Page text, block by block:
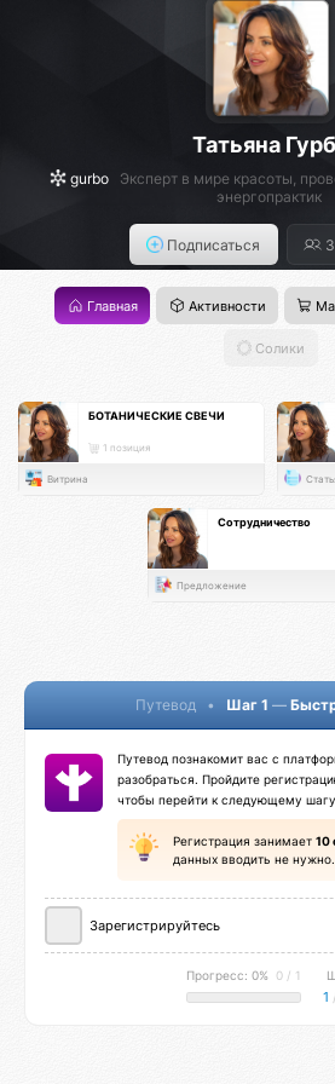
Татьяна
gurbo
Эксперт в мире красоты,
энергопрактик
Подписаться 3
Главная Активности
Солики
БОТАНИЧЕСКИЕ СВЕЧИ
1 позиция
Витрина
Сотрудничество
Предложение
Путевод • Шаг 1 —
Путевод познакомит вас с
разобраться. Пройдите
чтобы перейти к следующему
Регистрация занимает 10
данных вводить не нужно.
Зарегистрируйтесь
Прогресс: 0% 0 / 1
1